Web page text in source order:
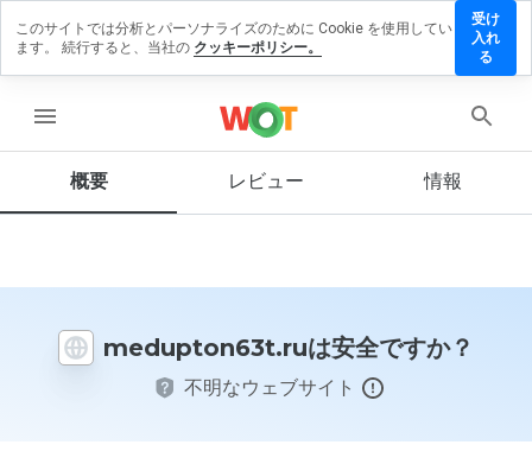
menu
概要 レビュー 情報
medupton63t.ruは安全ですか？
不明なウェブサイト
ューを
この
イト
このサイトでは分析とパーソナライズのために Cookie を使用してい
ます。 続行すると、当社の クッキーポリシー。
受け
入れ
る